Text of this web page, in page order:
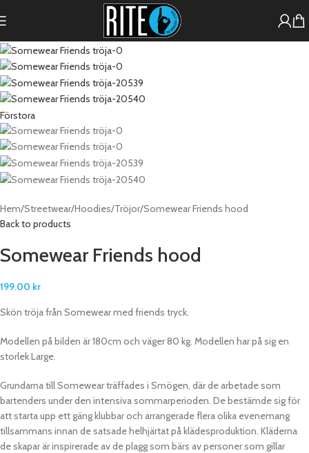
Förstora
Hem Streetwear Hoodies/Tröjor Somewear Friends hood
Back to products
Somewear Friends hood
199.00 kr
Skön tröja från Somewear med friends tryck.
Modellen på bilden är 180cm och väger 80 kg. Modellen har på sig en
storlek Large.
Grundarna till Somewear träffades i Smögen, där de arbetade som
bartenders under den intensiva sommarperioden. De bestämde sig för
att starta upp ett gäng klubbar och arrangerade flera olika evenemang
tillsammans innan de satsade helhjärtat på klädesproduktion. Kläderna
de skapar är inspirerade av de plagg som bärs av personer som gillar